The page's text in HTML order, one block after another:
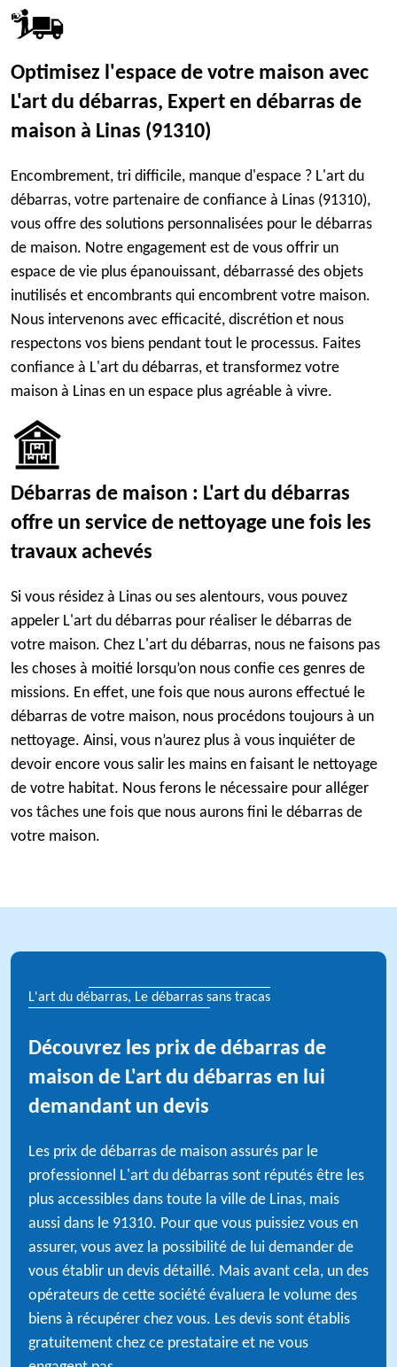
Optimisez l'espace de votre maison avec
L'art du débarras, Expert en débarras de
maison à Linas (91310)
Encombrement, tri difficile, manque d'espace ? L'art du
débarras, votre partenaire de confiance à Linas (91310),
vous offre des solutions personnalisées pour le débarras
de maison. Notre engagement est de vous offrir un
espace de vie plus épanouissant, débarrassé des objets
inutilisés et encombrants qui encombrent votre maison.
Nous intervenons avec efficacité, discrétion et nous
respectons vos biens pendant tout le processus. Faites
confiance à L'art du débarras, et transformez votre
maison à Linas en un espace plus agréable à vivre.
Débarras de maison : L'art du débarras
offre un service de nettoyage une fois les
travaux achevés
Si vous résidez à Linas ou ses alentours, vous pouvez
appeler L'art du débarras pour réaliser le débarras de
votre maison. Chez L'art du débarras, nous ne faisons pas
les choses à moitié lorsqu’on nous confie ces genres de
missions. En effet, une fois que nous aurons effectué le
débarras de votre maison, nous procédons toujours à un
nettoyage. Ainsi, vous n’aurez plus à vous inquiéter de
devoir encore vous salir les mains en faisant le nettoyage
de votre habitat. Nous ferons le nécessaire pour alléger
vos tâches une fois que nous aurons fini le débarras de
votre maison.
L'art du débarras, Le débarras sans tracas
Découvrez les prix de débarras de
maison de L'art du débarras en lui
demandant un devis
Les prix de débarras de maison assurés par le
professionnel L'art du débarras sont réputés être les
plus accessibles dans toute la ville de Linas, mais
aussi dans le 91310. Pour que vous puissiez vous en
assurer, vous avez la possibilité de lui demander de
vous établir un devis détaillé. Mais avant cela, un des
opérateurs de cette société évaluera le volume des
biens à récupérer chez vous. Les devis sont établis
gratuitement chez ce prestataire et ne vous